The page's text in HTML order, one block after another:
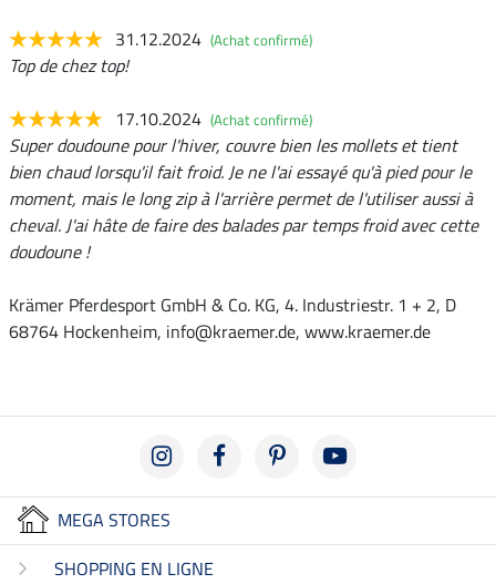
31.12.2024 (Achat confirmé)
Top de chez top!
17.10.2024 (Achat confirmé)
Super doudoune pour l'hiver, couvre bien les mollets et tient
bien chaud lorsqu'il fait froid. Je ne l'ai essayé qu'à pied pour le
moment, mais le long zip à l'arrière permet de l'utiliser aussi à
cheval. J'ai hâte de faire des balades par temps froid avec cette
doudoune !
Krämer Pferdesport GmbH & Co. KG, 4. Industriestr. 1 + 2, D
68764 Hockenheim, info@kraemer.de, www.kraemer.de
MEGA STORES
SHOPPING EN LIGNE